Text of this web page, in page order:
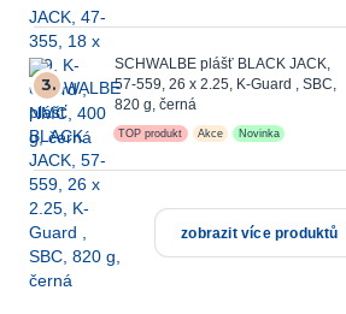
3.
SCHWALBE plášť BLACK JACK,
57-559, 26 x 2.25, K-Guard , SBC,
820 g, černá
TOP produkt Akce Novinka
zobrazit více produktů